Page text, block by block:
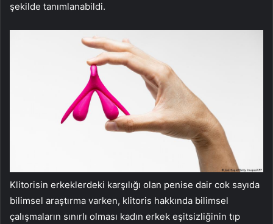
şekilde tanımlanabildi.
Klitorisin erkeklerdeki karşılığı olan penise dair cok sayıda
bilimsel araştırma varken, klitoris hakkında bilimsel
çalışmaların sınırlı olması kadın erkek eşitsizliğinin tıp